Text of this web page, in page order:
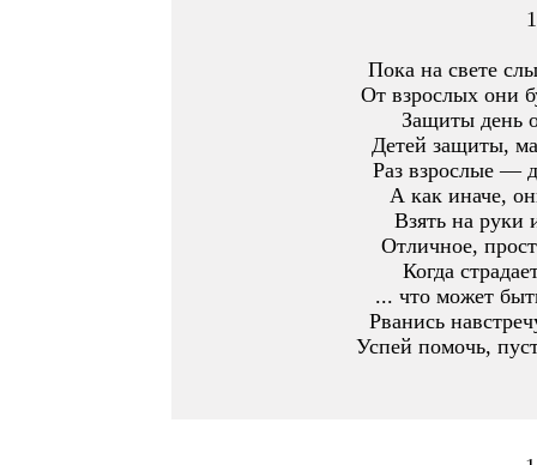
Пока на свете
От взрослых они
Защиты день
Детей защиты,
Раз взрослые —
А как иначе,
Взять на руки
Отличное,
Когда
... что может
Рванись
Успей помочь,